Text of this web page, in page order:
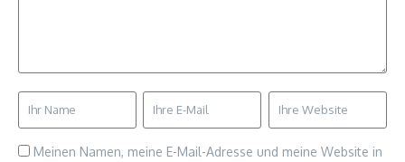
Meinen Namen, meine E-Mail-Adresse und meine Website in